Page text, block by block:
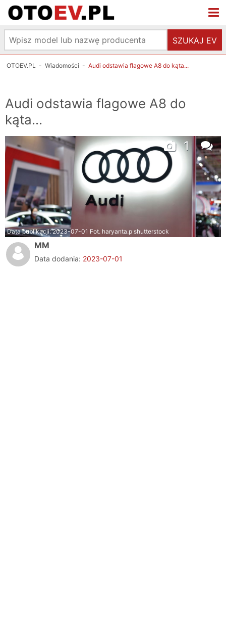
SZUKAJ EV
OTOEV.PL - Wiadomości - Audi odstawia flagowe A8 do kąta...
Audi odstawia flagowe A8 do
kąta...
Data publikacji:2023-07-01 Fot. haryanta.p shutterstock
1
MM
Data dodania: 2023-07-01